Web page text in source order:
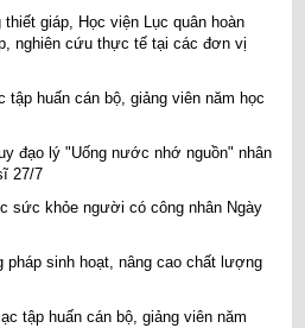
giáp, Học viện Lục quân hoàn
nghiên cứu thực tế tại các đơn vị
tập huấn cán bộ, giảng viên năm học
đạo lý "Uống nước nhớ nguồn" nhân
27/7
sức khỏe người có công nhân Ngày
sinh hoạt, nâng cao chất lượng
tập huấn cán bộ, giảng viên năm